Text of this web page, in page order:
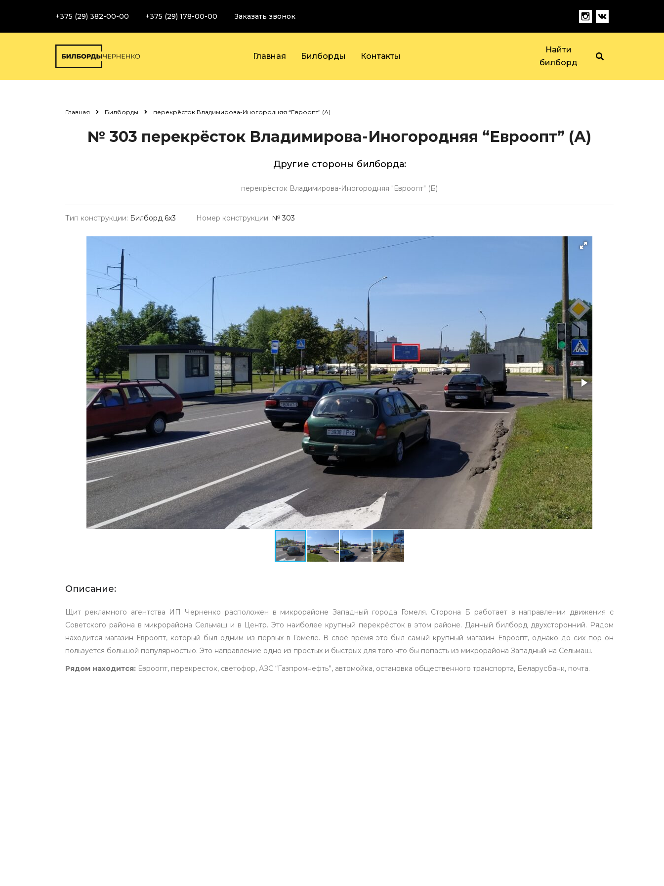
+375 (29) 382-00-00 +375 (29) 178-00-00 Заказать звонок
Главная Билборды Контакты
Найти
билборд
Главная Билборды перекрёсток Владимирова-Иногородняя “Евроопт” (А)
№ 303 перекрёсток Владимирова-Иногородняя “Евроопт” (А)
Другие стороны билборда:
перекрёсток Владимирова-Иногородняя "Евроопт" (Б)
Тип конструкции: Билборд 6х3 Номер конструкции: № 303
Описание:
Щит рекламного агентства ИП Черненко расположен в микрорайоне Западный города Гомеля. Сторона Б работает в направлении движения с
Советского района в микрорайона Сельмаш и в Центр. Это наиболее крупный перекрёсток в этом районе. Данный билборд двухсторонний. Рядом
находится магазин Евроопт, который был одним из первых в Гомеле. В своё время это был самый крупный магазин Евроопт, однако до сих пор он
пользуется большой популярностью. Это направление одно из простых и быстрых для того что бы попасть из микрорайона Западный на Сельмаш.
Рядом находится: Евроопт, перекресток, светофор, АЗС “Газпромнефть”, автомойка, остановка общественного транспорта, Беларусбанк, почта.